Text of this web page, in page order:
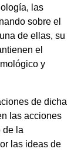
las
sobre el
de ellas, su
el
y
de dicha
las acciones
de la
las ideas de